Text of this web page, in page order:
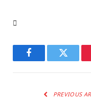
FacebookTwitter
PREVIOUS